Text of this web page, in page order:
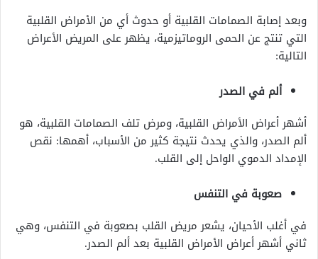
وبعد إصابة الصمامات القلبية أو حدوث أي من الأمراض القلبية
التي تنتج عن الحمى الروماتيزمية، يظهر على المريض الأعراض
التالية:
ألم في الصدر
أشهر أعراض الأمراض القلبية، ومرض تلف الصمامات القلبية، هو
ألم الصدر، والذي يحدث نتيجة كثير من الأسباب، أهمها: نقص
الإمداد الدموي الواحل إلى القلب.
صعوبة في التنفس
في أغلب الأحيان، يشعر مريض القلب بصعوبة في التنفس، وهي
ثاني أشهر أعراض الأمراض القلبية بعد ألم الصدر.